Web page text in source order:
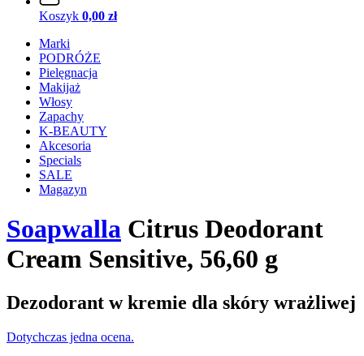
Koszyk 0,00 zł
Marki
PODRÓŻE
Pielęgnacja
Makijaż
Włosy
Zapachy
K-BEAUTY
Akcesoria
Specials
SALE
Magazyn
Soapwalla Citrus Deodorant
Cream Sensitive, 56,60 g
Dezodorant w kremie dla skóry wrażliwej
Dotychczas jedna ocena.